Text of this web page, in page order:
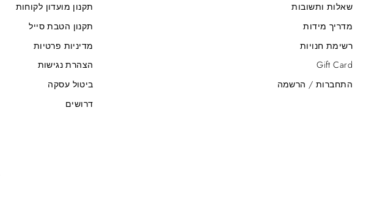
שאלות ותשובות
מדריך מידות
רשימת חנויות
Gift Card
התחברות / הרשמה
תקנון מועדון לקוחות
תקנון הטבת סייל
מדיניות פרטיות
הצהרת נגישות
ביטול עסקה
דרושים